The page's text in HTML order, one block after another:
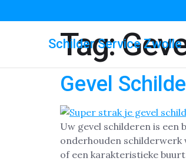
Schilder Service Zwolle
Tag:
Gevel
Uw gevel schilderen is
onderhouden schilderwerk
of een karakteristieke